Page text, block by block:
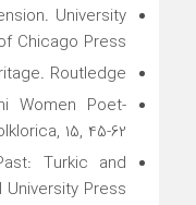
University
Chicago Press.
Routledge.
Women Poet-
15, 45-62.
Turkic and
Press.